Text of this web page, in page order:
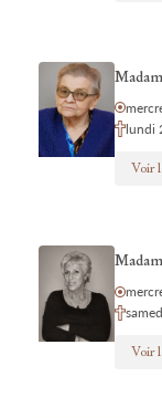
lundi
Voir
Voir